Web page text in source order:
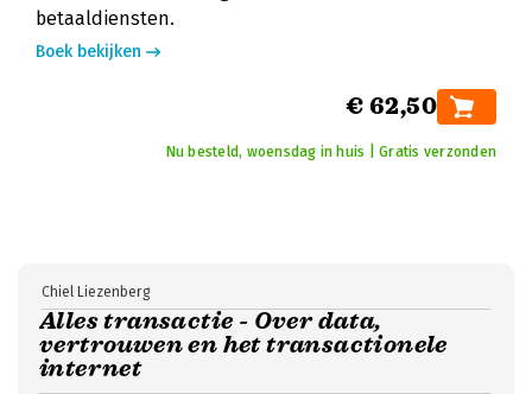
betaaldiensten.
Boek bekijken
€ 62,50
Nu besteld, woensdag in huis | Gratis verzonden
Alles transactie - Over data,
vertrouwen en het transactionele
internet
Chiel Liezenberg